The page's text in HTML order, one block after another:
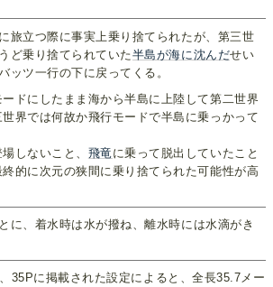
旅立つ際に事実上乗り捨てられたが、第三世
ど乗り捨てられていた半島が海に沈んだせい
ッツ一行の下に戻ってくる。
ドにしたまま海から半島に上陸して第二世界
界では何故か飛行モードで半島に乗っかって
しないこと、 飛竜 に乗って脱出していたこと
的に次元の狭間に乗り捨てられた可能性が高
に、着水時は水が撥ね、離水時には水滴がき
35Pに掲載された設定によると、全長35.7メー